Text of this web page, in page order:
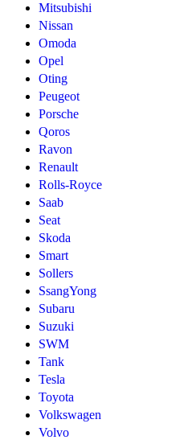
Mitsubishi
Nissan
Omoda
Opel
Oting
Peugeot
Porsche
Qoros
Ravon
Renault
Rolls-Royce
Saab
Seat
Skoda
Smart
Sollers
SsangYong
Subaru
Suzuki
SWM
Tank
Tesla
Toyota
Volkswagen
Volvo